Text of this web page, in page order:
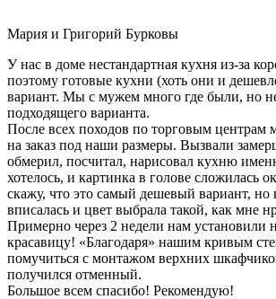
Мария и Григорий Бурковы
У нас в доме нестандартная кухня из-за
поэтому готовые кухни (хоть они и
вариант. Мы с мужем много где были, но
подходящего варианта.
После всех походов по торговым центрам
на заказ под наши размеры. Вызвали
обмерил, посчитал, нарисовал кухню
хотелось, и картинка в голове сложилась
скажу, что это самый дешевый вариант, но
вписалась и цвет выбрала такой, как мне
Примерно через 2 недели нам установили
красавицу! «Благодаря» нашим кривым
помучиться с монтажом верхних
получился отменный.
Большое всем спасибо! Рекомендую!